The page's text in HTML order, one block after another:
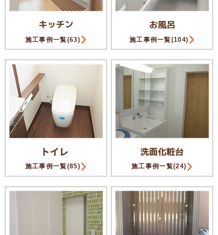
施工事例一覧(63) 施工事例一覧(104)
施工事例一覧(85) 施工事例一覧(24)